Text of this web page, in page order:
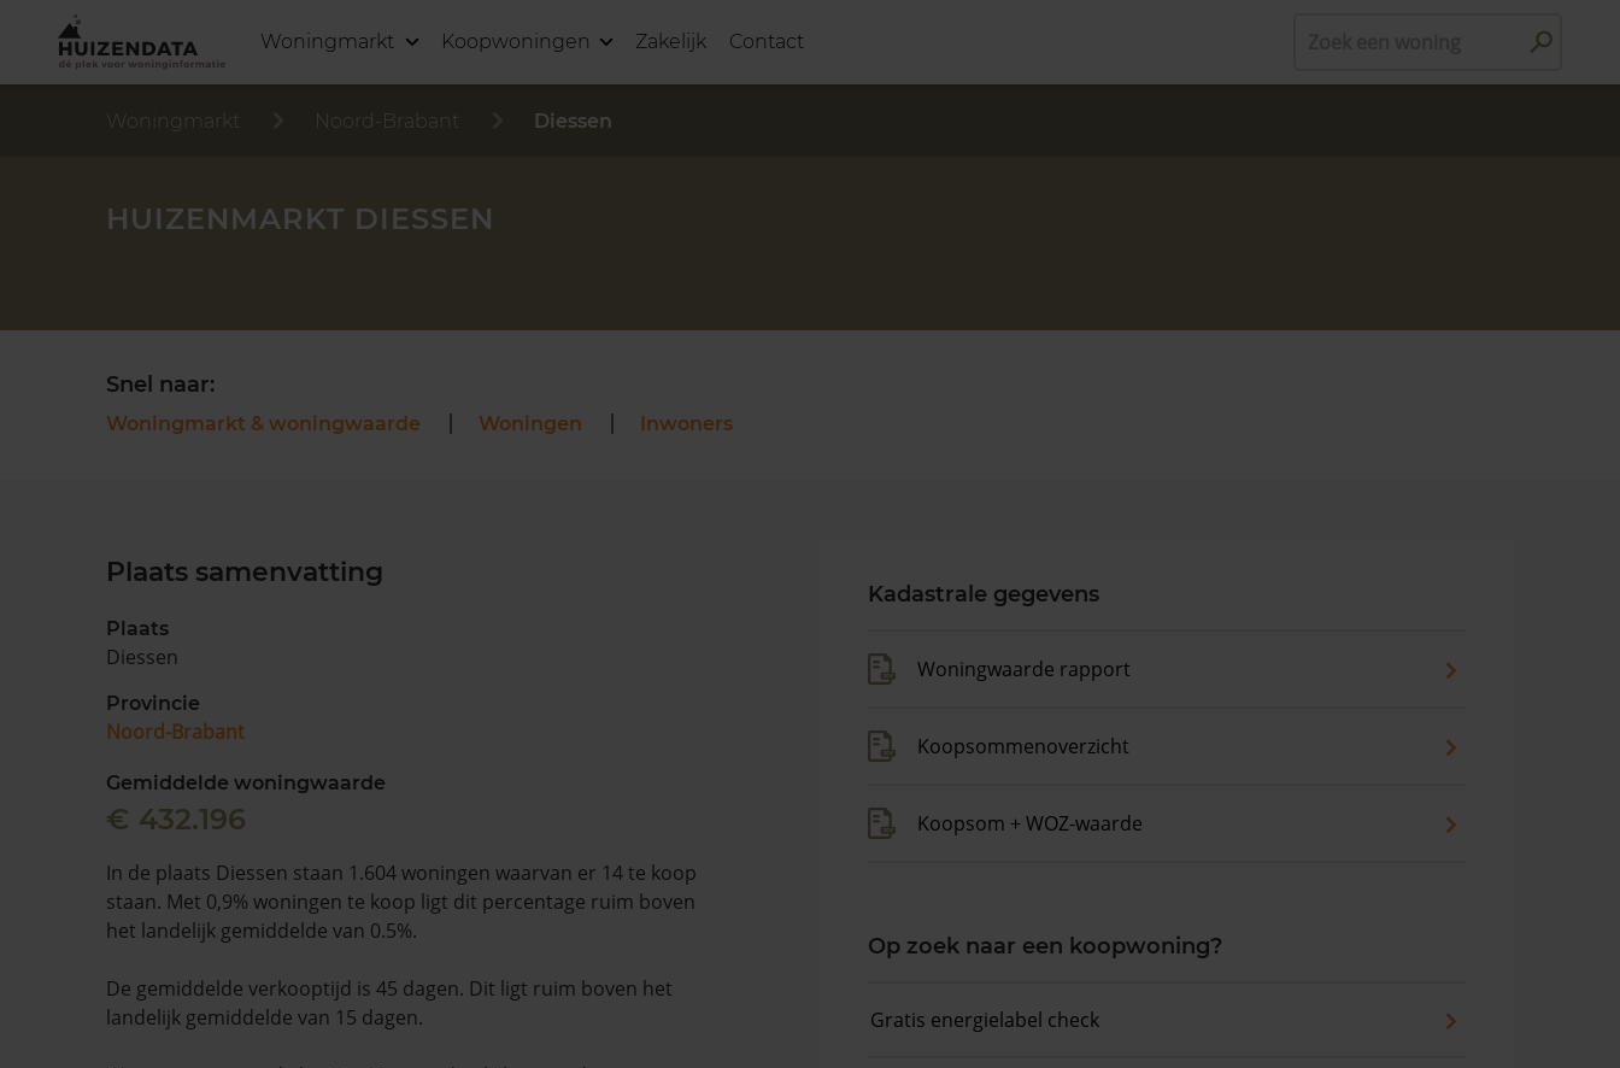
Woningmarkt Koopwoningen Zakelijk Contact
Woningmarkt Noord-Brabant Diessen
HUIZENMARKT DIESSEN
Snel naar:
Woningmarkt & woningwaarde Woningen Inwoners
Plaats samenvatting
Plaats
Diessen
Provincie
Noord-Brabant
Gemiddelde woningwaarde
€ 432.196
In de plaats Diessen staan 1.604 woningen waarvan er 14 te koop
staan. Met 0,9% woningen te koop ligt dit percentage ruim boven
het landelijk gemiddelde van 0.5%.
De gemiddelde verkooptijd is 45 dagen. Dit ligt ruim boven het
landelijk gemiddelde van 15 dagen.
Kadastrale gegevens
Woningwaarde rapport
Koopsommenoverzicht
Koopsom + WOZ-waarde
Op zoek naar een koopwoning?
Gratis energielabel check